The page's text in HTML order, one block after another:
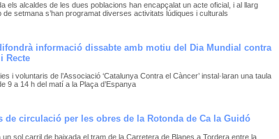
els alcaldes de les dues poblacions han encapçalat un acte oficial, i al llarg
de setmana s’han programat diverses activitats lúdiques i culturals
informació dissabte amb motiu del Dia Mundial contra
Recte
i voluntaris de l’Associació ‘Catalunya Contra el Càncer’ instal·laran una taula
9 a 14 h del matí a la Plaça d’Espanya
de circulació per les obres de la Rotonda de Ca la Guidó
un sol carril de baixada el tram de la Carretera de Blanes a Tordera entre la